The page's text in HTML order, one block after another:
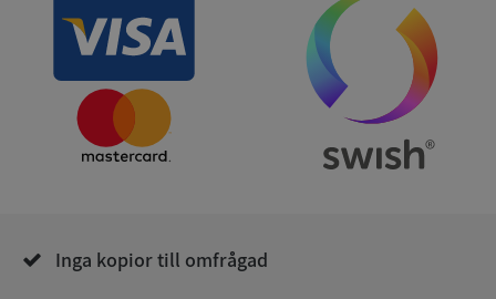
Inga kopior till omfrågad
Funktioner Oklassificerade
Inriktning
kärnwebbplatsfunktioner som användarinloggning
och kontohantering. Webbplatsen kan inte